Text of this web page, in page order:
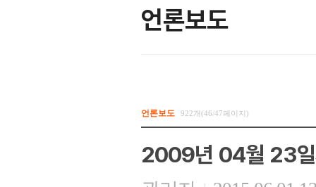
언론보도
언론보도 922개(46/47페이지)
2009년 04월 23일